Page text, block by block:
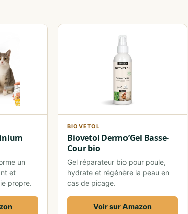
un
et
propre.
BIOVETOL
Biovetol Dermo’Gel Basse-
Cour bio
Gel réparateur bio pour poule,
hydrate et régénère la peau en
cas de picage.
Voir sur Amazon